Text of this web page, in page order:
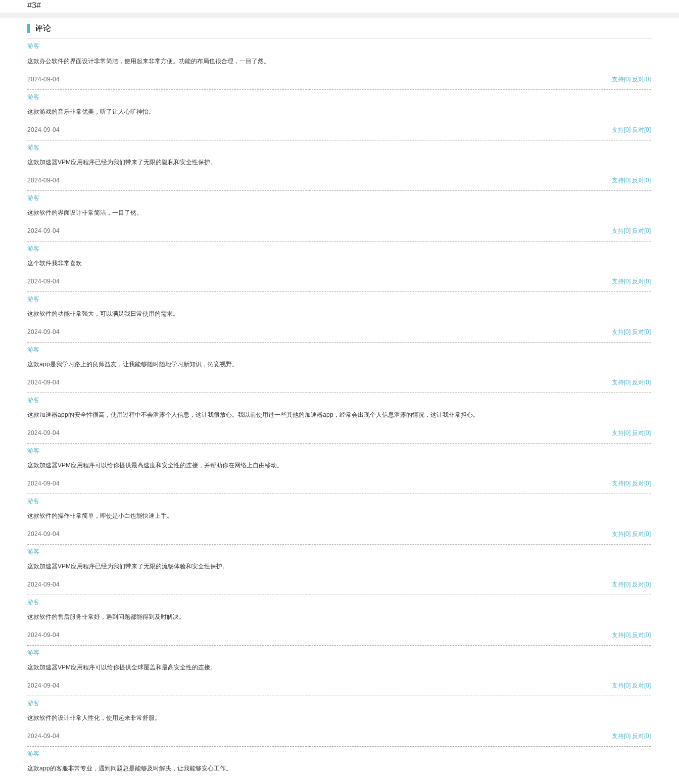
#3#
评论
游客
这款办公软件的界面设计非常简洁，使用起来非常方便。功能的布局也很合理，一目了然。
2024-09-04 支持[0] 反对[0]
游客
这款游戏的音乐非常优美，听了让人心旷神怡。
2024-09-04 支持[0] 反对[0]
游客
这款加速器VPM应用程序已经为我们带来了无限的隐私和安全性保护。
2024-09-04 支持[0] 反对[0]
游客
这款软件的界面设计非常简洁，一目了然。
2024-09-04 支持[0] 反对[0]
游客
这个软件我非常喜欢
2024-09-04 支持[0] 反对[0]
游客
这款软件的功能非常强大，可以满足我日常使用的需求。
2024-09-04 支持[0] 反对[0]
游客
这款app是我学习路上的良师益友，让我能够随时随地学习新知识，拓宽视野。
2024-09-04 支持[0] 反对[0]
游客
这款加速器app的安全性很高，使用过程中不会泄露个人信息，这让我很放心。我以前使用过一些其他的加速器app，经常会出现个人信息泄露的情况，这让我非常担心。
2024-09-04 支持[0] 反对[0]
游客
这款加速器VPM应用程序可以给你提供最高速度和安全性的连接，并帮助你在网络上自由移动。
2024-09-04 支持[0] 反对[0]
游客
这款软件的操作非常简单，即使是小白也能快速上手。
2024-09-04 支持[0] 反对[0]
游客
这款加速器VPM应用程序已经为我们带来了无限的流畅体验和安全性保护。
2024-09-04 支持[0] 反对[0]
游客
这款软件的售后服务非常好，遇到问题都能得到及时解决。
2024-09-04 支持[0] 反对[0]
游客
这款加速器VPM应用程序可以给你提供全球覆盖和最高安全性的连接。
2024-09-04 支持[0] 反对[0]
游客
这款软件的设计非常人性化，使用起来非常舒服。
2024-09-04 支持[0] 反对[0]
游客
这款app的客服非常专业，遇到问题总是能够及时解决，让我能够安心工作。